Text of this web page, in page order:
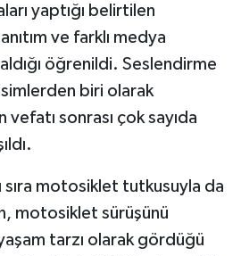
yaptığı belirtilen
ve farklı medya
öğrenildi. Seslendirme
biri olarak
sonrası çok sayıda
sıra motosiklet tutkusuyla da
motosiklet sürüşünü
tarzı olarak gördüğü